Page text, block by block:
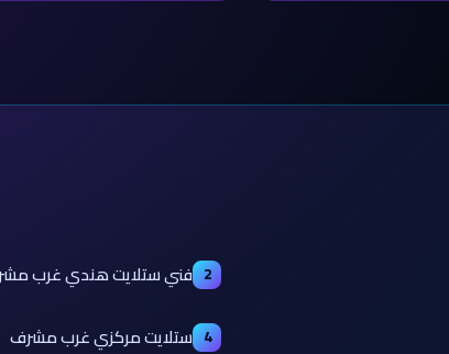
2 فني ستلايت هندي غرب
4 ستلايت مركزي غرب مشرف